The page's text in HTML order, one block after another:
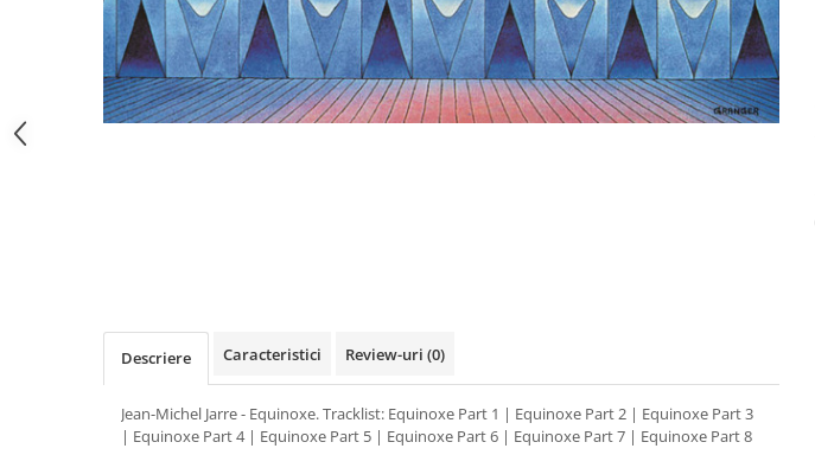
Descriere Caracteristici Review-uri (0)
Jean-Michel Jarre - Equinoxe. Tracklist: Equinoxe Part 1 | Equinoxe Part 2 | Equinoxe Part 3
| Equinoxe Part 4 | Equinoxe Part 5 | Equinoxe Part 6 | Equinoxe Part 7 | Equinoxe Part 8